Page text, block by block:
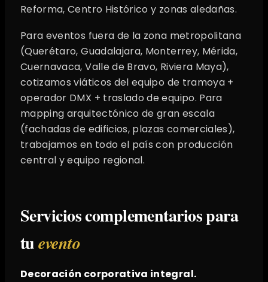
Reforma, Centro Histórico y zonas aledañas.
Para eventos fuera de la zona metropolitana
(Querétaro, Guadalajara, Monterrey, Mérida,
Cuernavaca, Valle de Bravo, Riviera Maya),
cotizamos viáticos del equipo de tramoya +
operador DMX + traslado de equipo. Para
mapping arquitectónico de gran escala
(fachadas de edificios, plazas comerciales),
trabajamos en todo el país con producción
central y equipo regional.
Servicios complementarios para
tuevento
Decoración corporativa integral.